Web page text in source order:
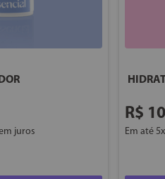
juros
R$
Em até 5